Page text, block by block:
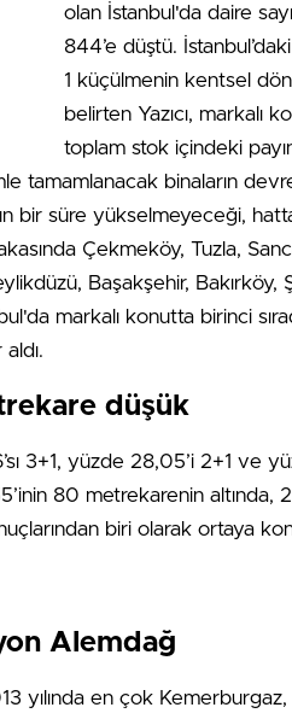
olan İstanbul'da daire
844’e düştü.
1 küçülmenin kentsel
belirten Yazıcı, markalı
toplam stok içindeki
tamamlanacak binaların
bir süre yükselmeyeceği, hatta
Çekmeköy, Tuzla,
Başakşehir, Bakırköy,
markalı konutta birinci
düşük
3+1, yüzde 28,05’i 2+1 ve
80 metrekarenin
biri olarak ortaya
Alemdağ
yılında en çok